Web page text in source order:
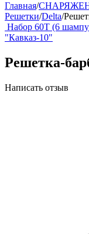
Главная/
Решетки/Delta/
Набор 60Т (6
"Кавказ-10"
Решетка-
Написать отзыв